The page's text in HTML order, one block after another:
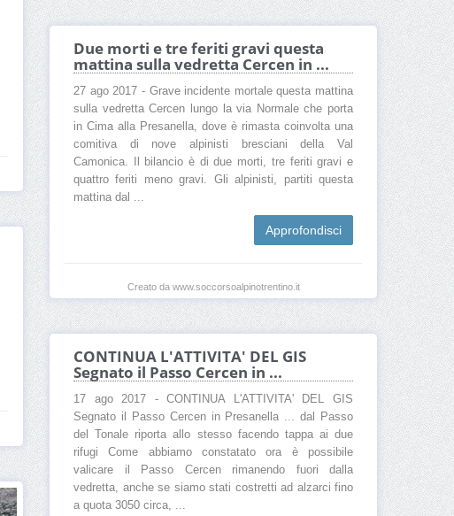
Due morti e tre feriti gravi questa
mattina sulla vedretta Cercen in ...
27 ago 2017 - Grave incidente mortale questa mattina
sulla vedretta Cercen lungo la via Normale che porta
in Cima alla Presanella, dove è rimasta coinvolta una
comitiva di nove alpinisti bresciani della Val
Camonica. Il bilancio è di due morti, tre feriti gravi e
quattro feriti meno gravi. Gli alpinisti, partiti questa
mattina dal ...
Approfondisci
Creato da www.soccorsoalpinotrentino.it
CONTINUA L'ATTIVITA' DEL GIS
Segnato il Passo Cercen in ...
17 ago 2017 - CONTINUA L'ATTIVITA' DEL GIS
Segnato il Passo Cercen in Presanella ... dal Passo
del Tonale riporta allo stesso facendo tappa ai due
rifugi Come abbiamo constatato ora è possibile
valicare il Passo Cercen rimanendo fuori dalla
vedretta, anche se siamo stati costretti ad alzarci fino
a quota 3050 circa, ...